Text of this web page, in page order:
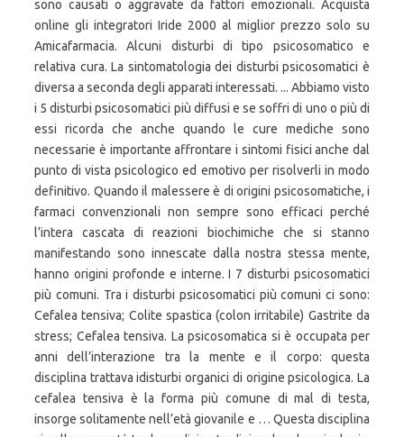
sono causati o aggravate da fattori emozionali. Acquista
online gli integratori Iride 2000 al miglior prezzo solo su
Amicafarmacia. Alcuni disturbi di tipo psicosomatico e
relativa cura. La sintomatologia dei disturbi psicosomatici è
diversa a seconda degli apparati interessati. ... Abbiamo visto
i 5 disturbi psicosomatici più diffusi e se soffri di uno o più di
essi ricorda che anche quando le cure mediche sono
necessarie è importante affrontare i sintomi fisici anche dal
punto di vista psicologico ed emotivo per risolverli in modo
definitivo. Quando il malessere è di origini psicosomatiche, i
farmaci convenzionali non sempre sono efficaci perché
l’intera cascata di reazioni biochimiche che si stanno
manifestando sono innescate dalla nostra stessa mente,
hanno origini profonde e interne. I 7 disturbi psicosomatici
più comuni. Tra i disturbi psicosomatici più comuni ci sono:
Cefalea tensiva; Colite spastica (colon irritabile) Gastrite da
stress; Cefalea tensiva. La psicosomatica si è occupata per
anni dell’interazione tra la mente e il corpo: questa
disciplina trattava idisturbi organici di origine psicologica. La
cefalea tensiva è la forma più comune di mal di testa,
insorge solitamente nell’età giovanile e … Questa disciplina